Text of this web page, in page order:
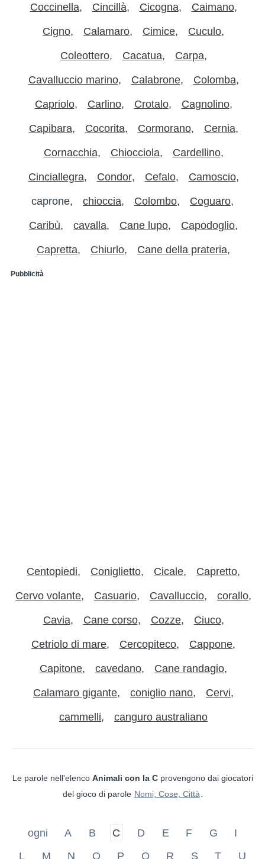
Coccinella Cincillà Cicogna Caimano
Cigno Calamaro Cimice Cuculo
Coleottero Cacatua Carpa
Cavalluccio marino Calabrone Colomba
Capriolo Carlino Crotalo Cagnolino
Capibara Cocorita Cormorano Cernia
Cornacchia Chiocciola Cardellino
Cinciallegra Condor Cefalo Camoscio
caprone chioccia Colombo Coguaro
Caribù cavalla Cane lupo Capodoglio
Capretta Chiurlo Cane della prateria
Pubblicità
Centopiedi Coniglietto Cicale Capretto
Cervo volante Casuario Cavalluccio corallo
Cavia Cane corso Cozze Ciuco
Cetriolo di mare Cercopiteco Cappone
Capitone cavedano Cane randagio
Calamaro gigante coniglio nano Cervi
cammelli canguro australiano
Le parole nell'elenco Animali con la Cprovengono dai giocatori
del gioco di parole Nomi, Cose, Città
ogni A B C D E F G
I
L
M N O P Q R S T U